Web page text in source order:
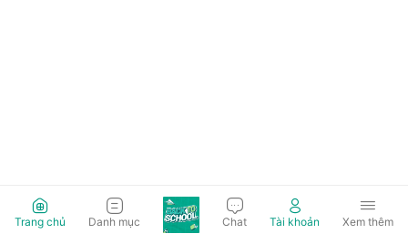
Trang chủ Danh mục Chat Tài khoản Xem thêm